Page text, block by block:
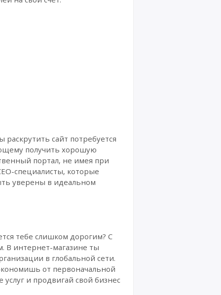
сайт потребуется
получить хорошую
портал, не имея при
специалисты, которые
уверены в идеальном
тебе слишком дорогим? С
В интернет-магазине ты
в глобальной сети.
от первоначальной
и продвигай свой бизнес